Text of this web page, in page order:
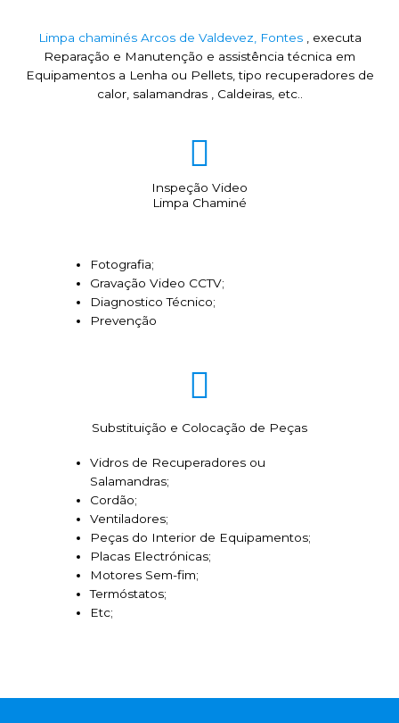
Limpa chaminés Arcos de Valdevez, Fontes , executa
Reparação e Manutenção e assistência técnica em
Equipamentos a Lenha ou Pellets, tipo recuperadores de
calor, salamandras , Caldeiras, etc..
Inspeção Video
Limpa Chaminé
Fotografia;
Gravação Video CCTV;
Diagnostico Técnico;
Prevenção
Substituição e Colocação de Peças
Vidros de Recuperadores ou
Salamandras;
Cordão;
Ventiladores;
Peças do Interior de Equipamentos;
Placas Electrónicas;
Motores Sem-fim;
Termóstatos;
Etc;